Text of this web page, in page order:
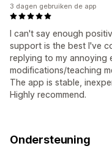
I can't say enough
support is the best I've
replying to my annoying
modifications/teaching
The app is stable,
Highly recommend.
3 dagen gebruiken de app
Ondersteuning